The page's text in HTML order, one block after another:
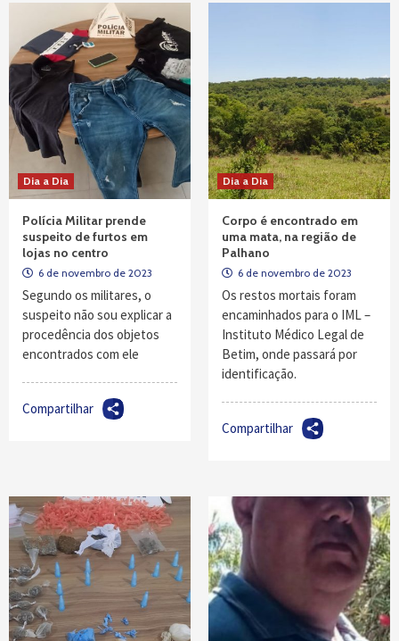
Dia a Dia
Polícia Militar prende
suspeito de furtos em
lojas no centro
6 de novembro de 2023
Segundo os militares, o
suspeito não sou explicar a
procedência dos objetos
encontrados com ele
Compartilhar
Dia a Dia
Corpo é encontrado em
uma mata, na região de
Palhano
6 de novembro de 2023
Os restos mortais foram
encaminhados para o IML –
Instituto Médico Legal de
Betim, onde passará por
identificação.
Compartilhar